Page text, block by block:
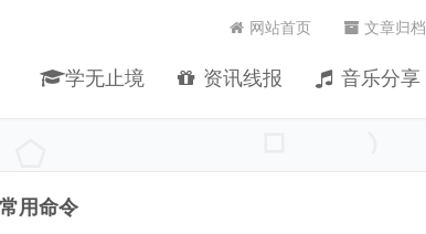
学无止境 资讯线报 音乐分享
网站首页 文章归档
用命令